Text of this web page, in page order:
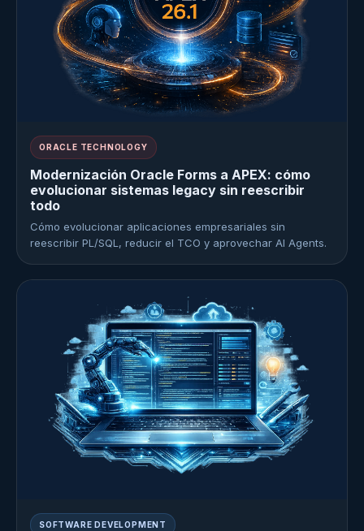
ORACLE TECHNOLOGY
Modernización Oracle Forms a APEX: cómo
evolucionar sistemas legacy sin reescribir
todo
Cómo evolucionar aplicaciones empresariales sin
reescribir PL/SQL, reducir el TCO y aprovechar AI Agents.
SOFTWARE DEVELOPMENT